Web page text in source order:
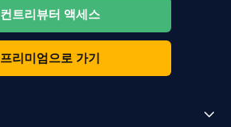
컨트리뷰터 액세스
프리미엄으로 가기